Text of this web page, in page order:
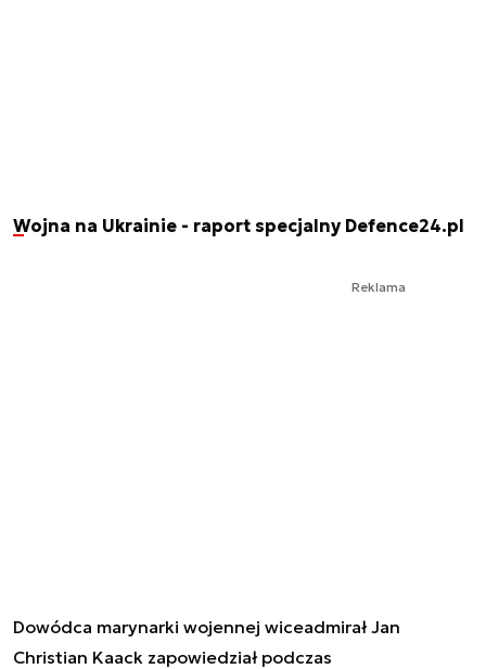
Wojna na Ukrainie - raport specjalny Defence24.pl
Reklama
Dowódca marynarki wojennej wiceadmirał Jan
Christian Kaack zapowiedział podczas